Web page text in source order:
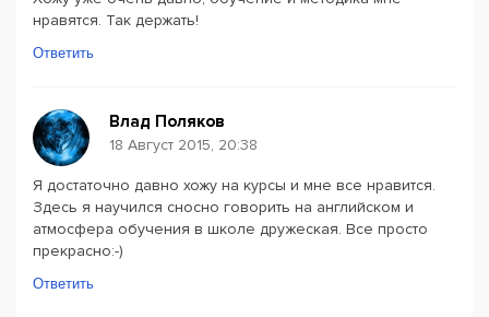
нравятся. Так держать!
Ответить
Влад Поляков
18 Август 2015, 20:38
Я достаточно давно хожу на курсы и мне все нравится.
Здесь я научился сносно говорить на английском и
атмосфера обучения в школе дружеская. Все просто
прекрасно:-)
Ответить